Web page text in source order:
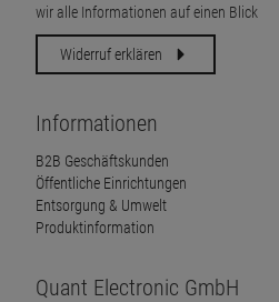
wir alle Informationen auf einen Blick
Widerruf erklären
Informationen
B2B Geschäftskunden
Öffentliche Einrichtungen
Entsorgung & Umwelt
Produktinformation
Quant Electronic GmbH